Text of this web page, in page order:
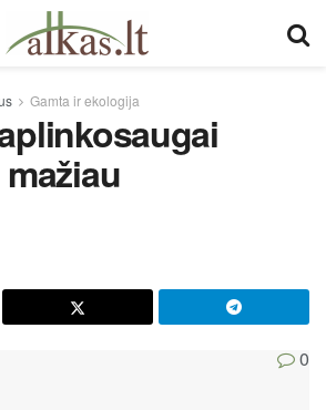
Gamta ir ekologija
0